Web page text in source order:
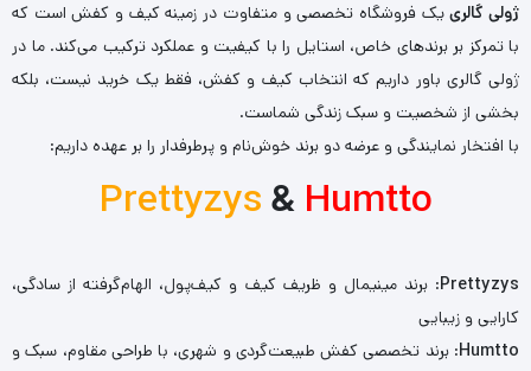
ژولی گالرییک فروشگاه تخصصی و متفاوت در زمینه کیف و کفش است که
با تمرکز بر برندهای خاص، استایل را با کیفیت و عملکرد ترکیب می‌کند. ما در
ژولی گالری باور داریم که انتخاب کیف و کفش، فقط یک خرید نیست، بلکه
بخشی از شخصیت و سبک زندگی شماست.
با افتخار نمایندگی و عرضه دو برند خوش‌نام و پرطرفدار را بر عهده داریم:
Prettyzys& Humtto
Prettyzys: برند مینیمال و ظریف کیف و کیف‌پول، الهام‌گرفته از سادگی،
کارایی و زیبایی
Humtto: برند تخصصی کفش طبیعت‌گردی و شهری، با طراحی مقاوم، سبک و